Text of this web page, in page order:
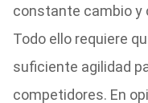
constante cambio y
Todo ello requiere
suficiente agilidad
competidores. En